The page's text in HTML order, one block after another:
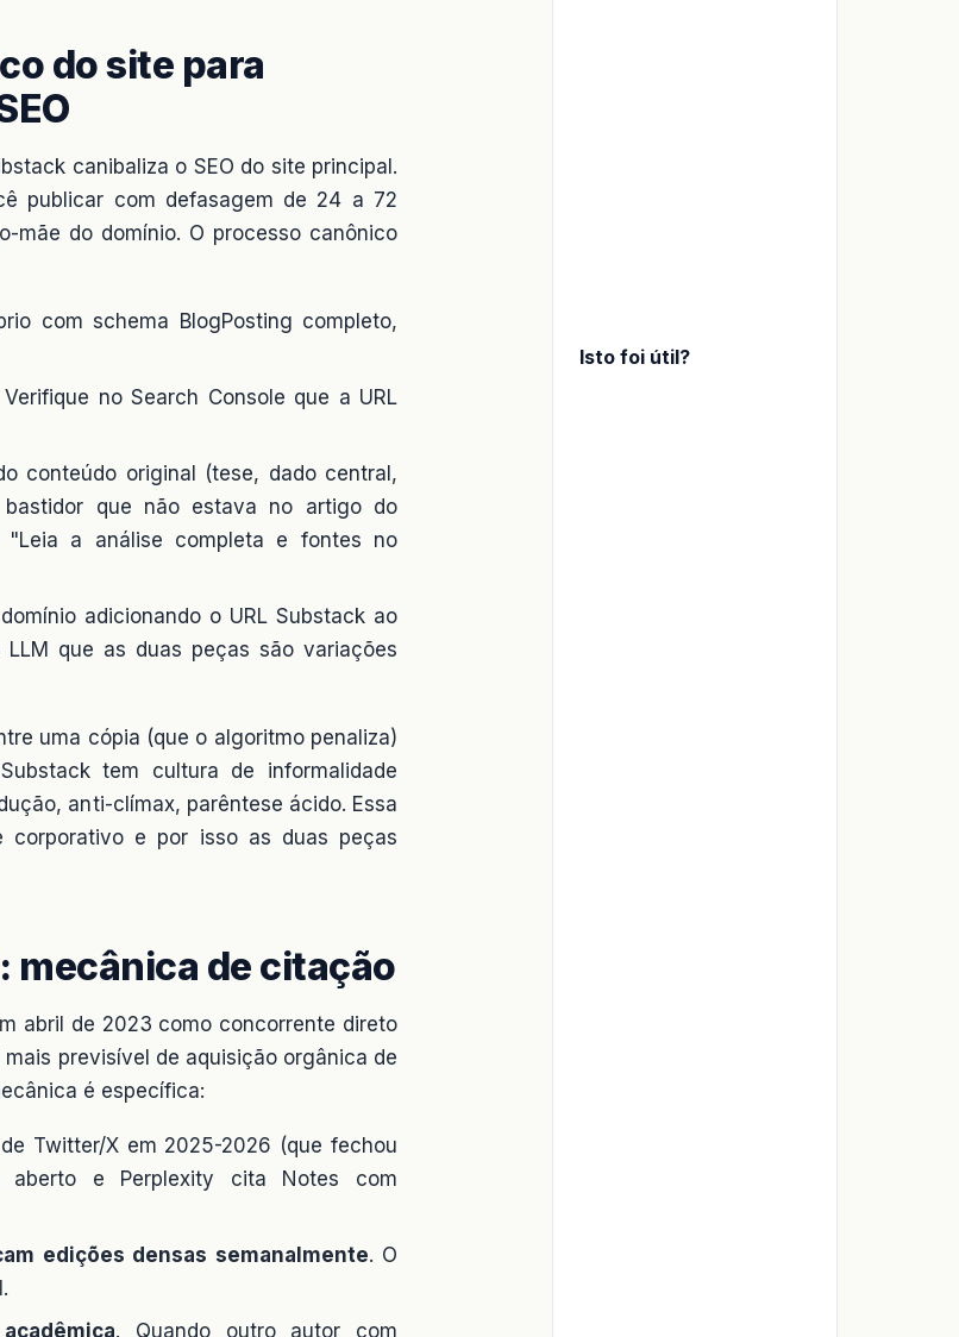
do site para
canibaliza o SEO do site principal.
publicar com defasagem de 24 a 72
mãe do domínio. O processo canônico
com schema BlogPosting completo,
no Search Console que a URL
conteúdo original (tese, dado central,
bastidor que não estava no artigo do
a análise completa e fontes no
adicionando o URL Substack ao
que as duas peças são variações
uma cópia (que o algoritmo penaliza)
tem cultura de informalidade
anti-clímax, parêntese ácido. Essa
e por isso as duas peças
mecânica de citação
abril de 2023 como concorrente direto
previsível de aquisição orgânica de
é específica:
Twitter/X em 2025-2026 (que fechou
aberto e Perplexity cita Notes com
edições densas semanalmente. O
. Quando outro autor com
Isto foi útil?